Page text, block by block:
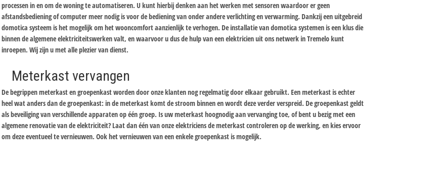
processen in en om de woning te automatiseren. U kunt hierbij denken aan het werken met sensoren waardoor er geen
afstandsbediening of computer meer nodig is voor de bediening van onder andere verlichting en verwarming. Dankzij een uitgebreid
domotica systeem is het mogelijk om het wooncomfort aanzienlijk te verhogen. De installatie van domotica systemen is een klus die
binnen de algemene elektriciteitswerken valt, en waarvoor u dus de hulp van een elektricien uit ons netwerk in Tremelo kunt
inroepen. Wij zijn u met alle plezier van dienst.
Meterkast vervangen
De begrippen meterkast en groepenkast worden door onze klanten nog regelmatig door elkaar gebruikt. Een meterkast is echter
heel wat anders dan de groepenkast: in de meterkast komt de stroom binnen en wordt deze verder verspreid. De groepenkast geldt
als beveiliging van verschillende apparaten op één groep. Is uw meterkast hoognodig aan vervanging toe, of bent u bezig met een
algemene renovatie van de elektriciteit? Laat dan één van onze elektriciens de meterkast controleren op de werking, en kies ervoor
om deze eventueel te vernieuwen. Ook het vernieuwen van een enkele groepenkast is mogelijk.